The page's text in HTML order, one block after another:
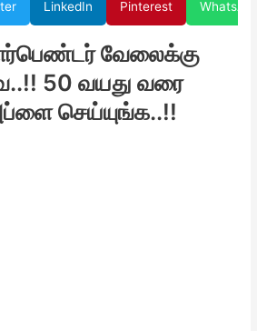
LinkedIn Pinterest
வேலைக்கு
50 வயது வரை
செய்யுங்க..!!